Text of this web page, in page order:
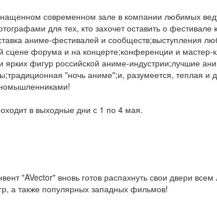
современном зале в компании любимых
для тех, кто захочет оставить о фестивале
аниме-фестивалей и сообществ;выступления
сцене форума и на концерте;конференции и мастер-
ярких фигур российской аниме-индустрии;лучшие
"ночь аниме";и, разумеется, теплая и
в выходные дни с 1 по 4 мая.
"AVector" вновь готов распахнуть свои двери
а также популярных западных фильмов!